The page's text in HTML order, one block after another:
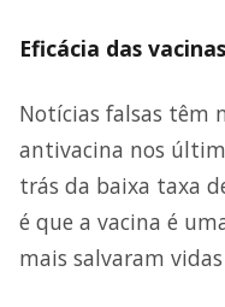
Eficácia das
Notícias falsas têm
antivacina nos
trás da baixa taxa
é que a vacina é
mais salvaram